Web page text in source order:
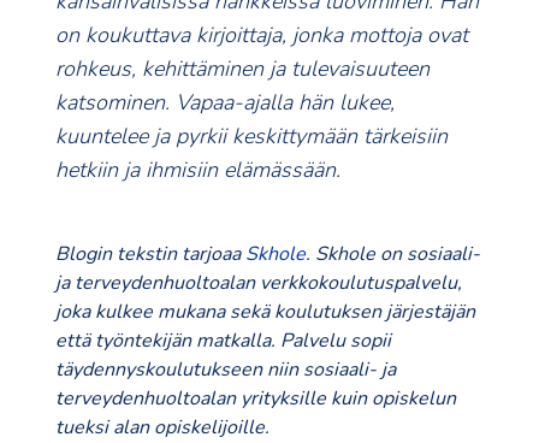
on koukuttava kirjoittaja, jonka mottoja ovat
rohkeus, kehittäminen ja tulevaisuuteen
katsominen. Vapaa-ajalla hän lukee,
kuuntelee ja pyrkii keskittymään tärkeisiin
hetkiin ja ihmisiin elämässään.
Blogin tekstin tarjoaaSkhole. Skhole on sosiaali-
ja terveydenhuoltoalan verkkokoulutuspalvelu,
joka kulkee mukana sekä koulutuksen järjestäjän
että työntekijän matkalla. Palvelu sopii
täydennyskoulutukseen niin sosiaali- ja
terveydenhuoltoalan yrityksille kuin opiskelun
tueksi alan opiskelijoille.